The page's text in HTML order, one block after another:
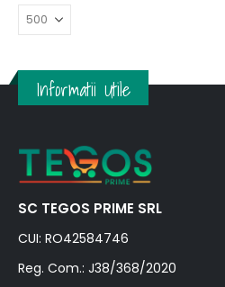
Informatii Utile
SC TEGOS PRIME SRL
CUI: RO42584746
Reg. Com.: J38/368/2020